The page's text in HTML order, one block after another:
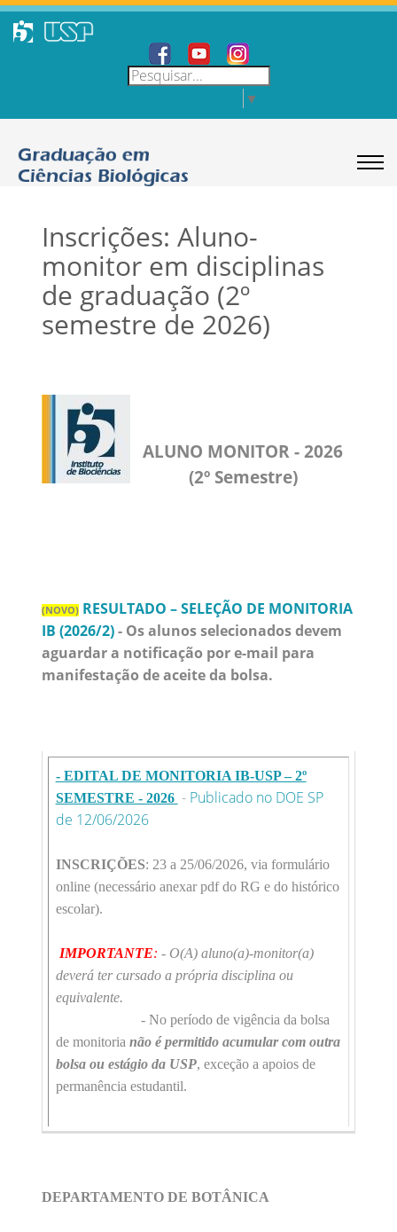
▼
Inscrições: Aluno-
monitor em disciplinas
de graduação (2º
semestre de 2026)
ALUNO MONITOR - 2026
(2º Semestre)
(NOVO) RESULTADO – SELEÇÃO DE MONITORIA
IB (2026/2)- Os alunos selecionados devem
aguardar a notificação por e-mail para
manifestação de aceite da bolsa.
- EDITAL DE MONITORIA IB-USP – 2º
SEMESTRE - 2026 - Publicado no DOE SP
de 12/06/2026
INSCRIÇÕES: 23 a 25/06/2026, via formulário
online (necessário anexar pdf do RG e do histórico
escolar).
IMPORTANTE: - O(A) aluno(a)-monitor(a)
deverá ter cursado a própria disciplina ou
equivalente.
- No período de vigência da bolsa
de monitoria não é permitido acumular com outra
bolsa ou estágio da USP, exceção a apoios de
permanência estudantil.
DEPARTAMENTO DE BOTÂNICA